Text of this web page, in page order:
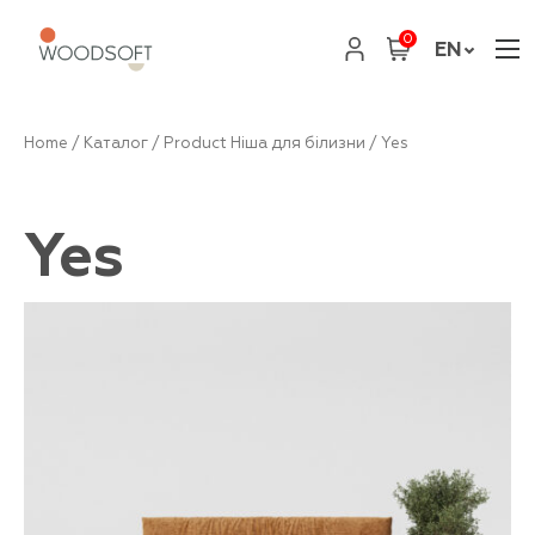
0 EN
Home / Каталог / Product Ніша для білизни / Yes
Yes